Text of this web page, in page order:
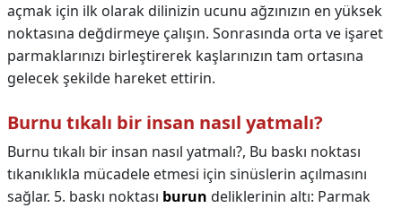
açmak için ilk olarak dilinizin ucunu ağzınızın en yüksek
noktasına değdirmeye çalışın. Sonrasında orta ve işaret
parmaklarınızı birleştirerek kaşlarınızın tam ortasına
gelecek şekilde hareket ettirin.
Burnu tıkalı bir insan nasıl yatmalı?
Burnu tıkalı bir insan nasıl yatmalı?, Bu baskı noktası
tıkanıklıkla mücadele etmesi için sinüslerin açılmasını
sağlar. 5. baskı noktası burun deliklerinin altı: Parmak